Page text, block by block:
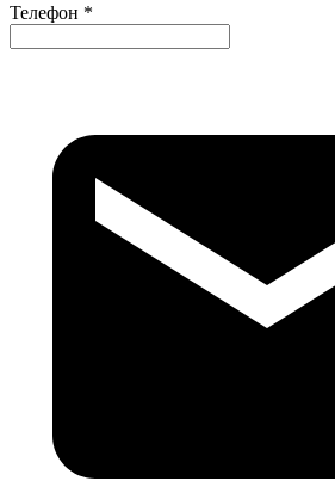
Телефон *